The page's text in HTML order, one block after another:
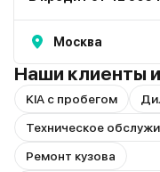
Москва
Наши клиенты
KIA с пробегом
Техническое
Ремонт кузова